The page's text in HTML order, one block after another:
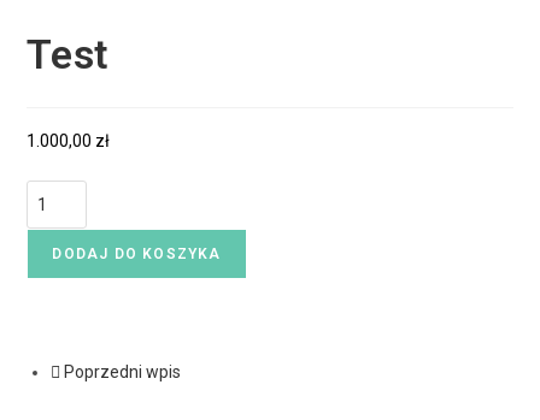
Test
1.000,00 zł
DODAJ DO KOSZYKA
Poprzedni wpis